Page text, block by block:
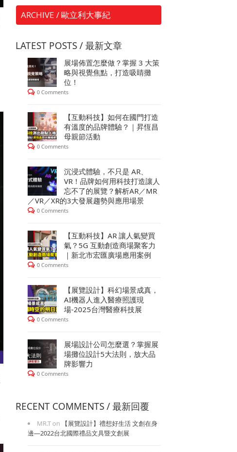
ARCHIVE / 歐立利大事紀
LATEST POSTS / 最新文章
展場佈置怎麼做？掌握 3 大策
略與視覺焦點，打造吸睛攤
位！
0 Comments
【互動科技】如何在國門打造
有溫度的品牌體驗？｜昇恆昌
母親節活動
0 Comments
沉浸式體驗，不只是 AR、
VR！品牌如何用科技打造讓人
忘不了的展覽？解析AR／MR
／VR／XR的3大發展趨勢與應用場景
0 Comments
【互動科技】AR 讓人氣變買
氣？5G 互動創造商場聚客力
｜新北市宏匯廣場應用案例
0 Comments
【展覽設計】科幻場景成真，
AI機器人進入醫療照護現
場-2025台灣醫療科技展
0 Comments
展場設計公司怎麼選？掌握展
場攤位設計5大法則，放大品
牌影響力
0 Comments
RECENT COMMENTS / 最新回覆
MR.T on
【展覽設計】禮想好生活 文創在身
邊—2022台北國際禮品文具暨文創展